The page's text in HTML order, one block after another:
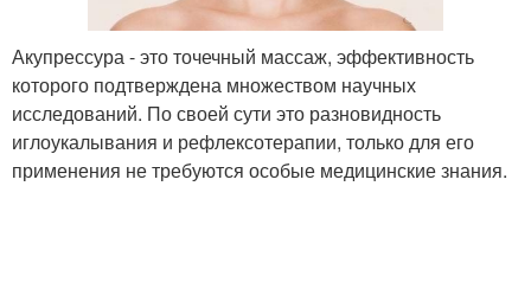
Акупрессура - это точечный массаж, эффективность
которого подтверждена множеством научных
исследований. По своей сути это разновидность
иглоукалывания и рефлексотерапии, только для его
применения не требуются особые медицинские знания.